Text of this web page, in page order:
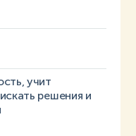
учит
решения и